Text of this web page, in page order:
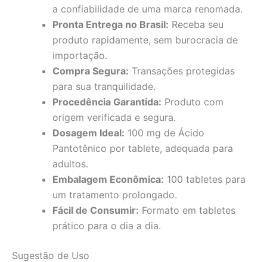
a confiabilidade de uma marca renomada.
Pronta Entrega no Brasil: Receba seu
produto rapidamente, sem burocracia de
importação.
Compra Segura: Transações protegidas
para sua tranquilidade.
Procedência Garantida: Produto com
origem verificada e segura.
Dosagem Ideal: 100 mg de Ácido
Pantotênico por tablete, adequada para
adultos.
Embalagem Econômica: 100 tabletes para
um tratamento prolongado.
Fácil de Consumir: Formato em tabletes
prático para o dia a dia.
Sugestão de Uso